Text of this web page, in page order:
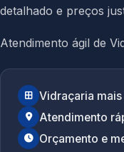
detalhado e preços
Atendimento ágil de
Vidraçaria
Atendimento
Orçamento e